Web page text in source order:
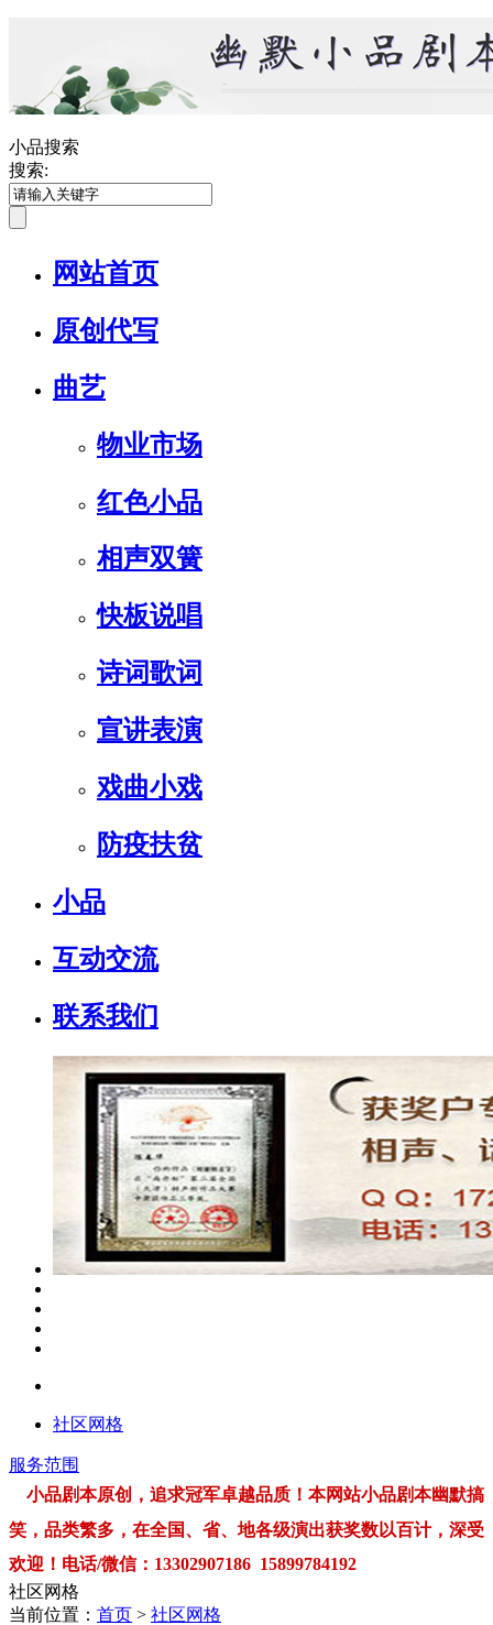
小品搜索
搜索:
网站首页
原创代写
曲艺
物业市场
红色小品
相声双簧
快板说唱
诗词歌词
宣讲表演
戏曲小戏
防疫扶贫
小品
互动交流
联系我们
社区网格
服务范围
小品剧本原创，追求冠军卓越品质！本网站小品剧本幽默搞
笑，品类繁多，在全国、省、地各级演出获奖数以百计，深受
欢迎！电话/微信：13302907186 15899784192
社区网格
当前位置： 首页 > 社区网格